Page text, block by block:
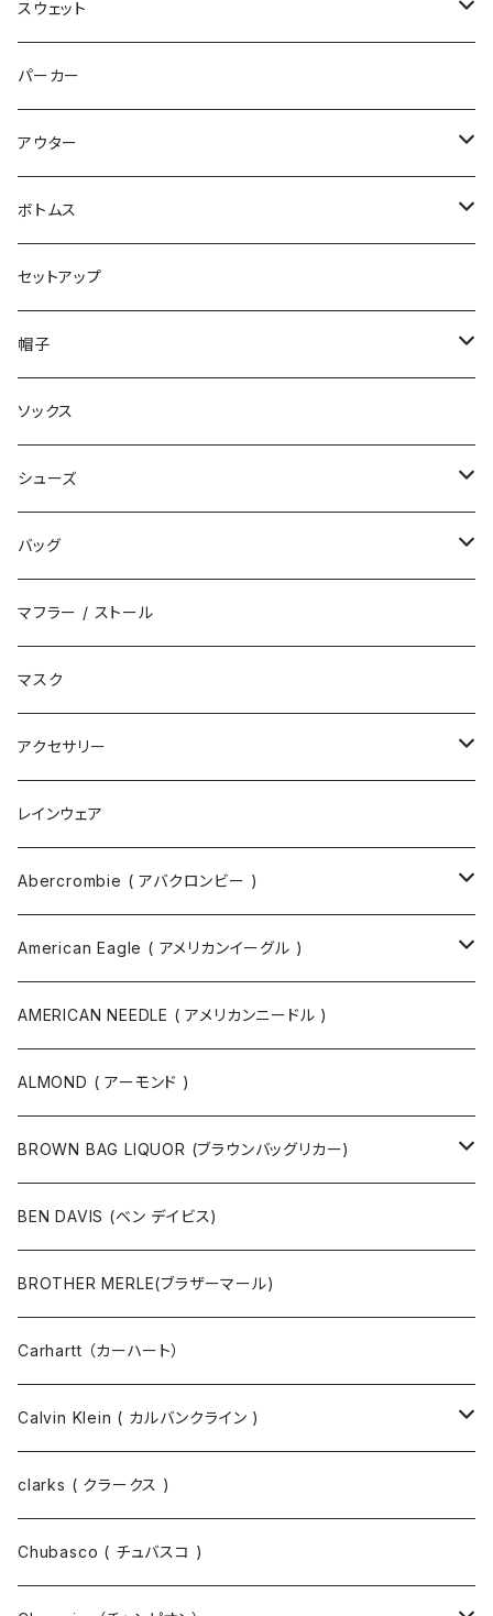
スウェット
トップス
パンツ
パーカー
アウター
ジャケット
コート
ダウン
ベスト
ボトムス
ロングパンツ
ハーフパンツ
デニムパンツ
セットアップ
帽子
ニット帽 / ビーニー
キャップ
ハット
ソックス
シューズ
スニーカー
サンダル
ブーツ
バッグ
エコバッグ / マーケットバッグ
ショルダーバッグ
トートバッグ
ボディバッグ
バックパック
ツールバッグ
ボディバッグ・ヒップバッグ
ボストンバッグ / 旅行バッグ
ポーチ
マフラー / ストール
マスク
アクセサリー
ネックレス
指輪
バングル
サングラス
マスク
ベルト
その他
マスクコード
財布 / キーケース
キーホルダー / スマホスタンド
レインウェア
Abercrombie ( アバクロンビー )
スウェット
カットソー
ニット
ジャケット・ブルゾン
コート
パンツ
パーカ
American Eagle ( アメリカンイーグル )
ニット
スウェット
カットソー
パンツ
ジャケット・ブルゾン
コート
シャツ
AMERICAN NEEDLE ( アメリカンニードル )
ALMOND ( アーモンド )
BROWN BAG LIQUOR (ブラウンバッグリカー)
半袖Tシャツ
長袖Tシャツ
半袖シャツ
長袖シャツ
スウェット
パーカー
BEN DAVIS (ベン デイビス)
BROTHER MERLE(ブラザーマール)
Carhartt （カーハート）
Calvin Klein ( カルバンクライン )
ジャケット
パーカー
clarks ( クラークス )
Chubasco ( チュバスコ )